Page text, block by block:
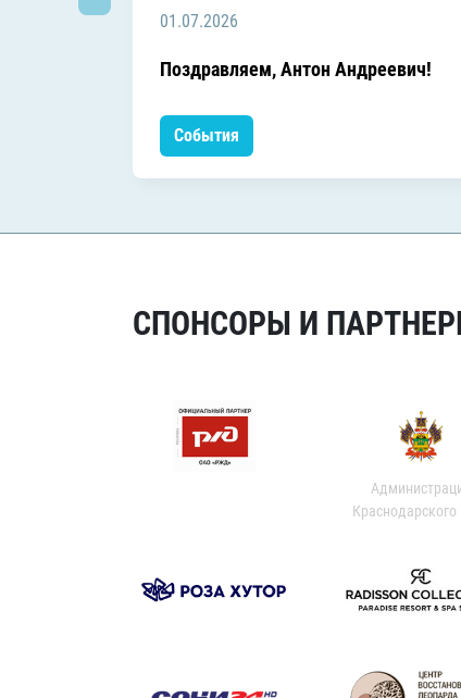
01.07.2026
Поздравляем, Антон Андреевич!
События
СПОНСОРЫ И
Краснодарского